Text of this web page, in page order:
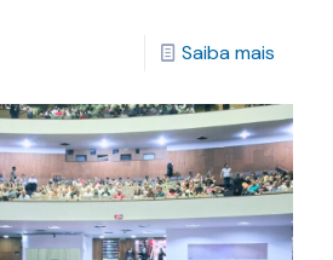
Saiba mais